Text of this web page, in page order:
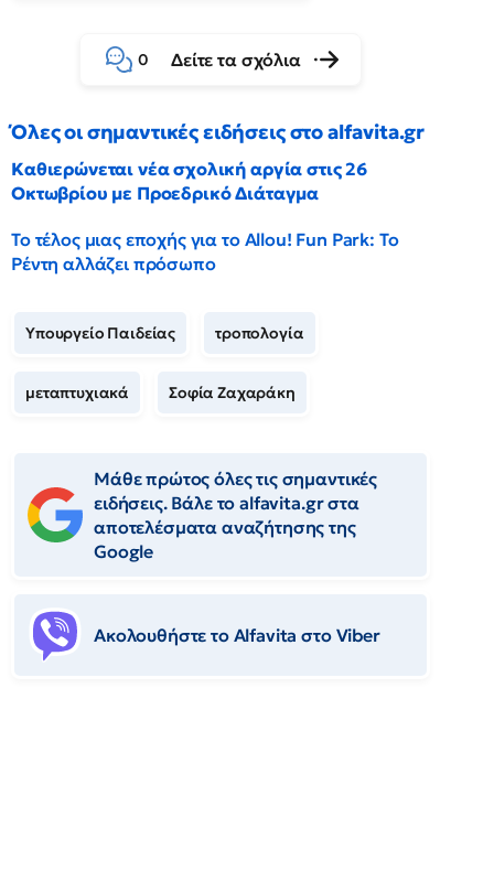
0 Δείτε τα σχόλια
Όλες οι σημαντικές ειδήσεις στο alfavita.gr
Καθιερώνεται νέα σχολική αργία στις 26
Οκτωβρίου με Προεδρικό Διάταγμα
Το τέλος μιας εποχής για το Allou! Fun Park: Το
Ρέντη αλλάζει πρόσωπο
Υπουργείο Παιδείας τροπολογία
μεταπτυχιακά Σοφία Ζαχαράκη
Μάθε πρώτος όλες τις σημαντικές
ειδήσεις. Βάλε το alfavita.gr στα
αποτελέσματα αναζήτησης της
Google
Ακολουθήστε το Αlfavita στο Viber